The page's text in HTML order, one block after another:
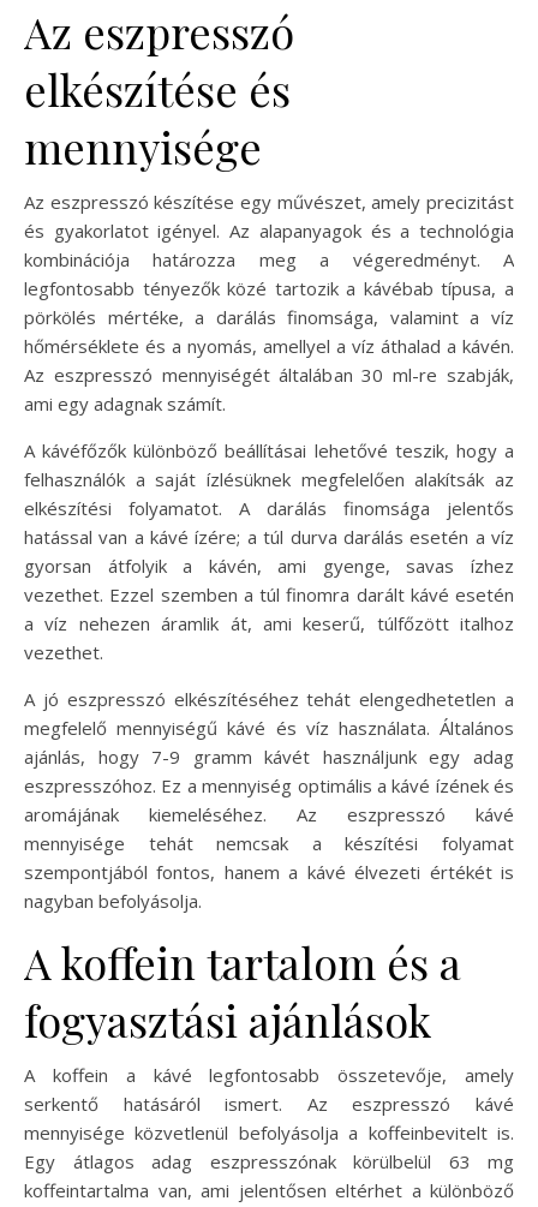
Az eszpresszó
elkészítése és
mennyisége
Az eszpresszó készítése egy művészet, amely precizitást
és gyakorlatot igényel. Az alapanyagok és a technológia
kombinációja határozza meg a végeredményt. A
legfontosabb tényezők közé tartozik a kávébab típusa, a
pörkölés mértéke, a darálás finomsága, valamint a víz
hőmérséklete és a nyomás, amellyel a víz áthalad a kávén.
Az eszpresszó mennyiségét általában 30 ml-re szabják,
ami egy adagnak számít.
A kávéfőzők különböző beállításai lehetővé teszik, hogy a
felhasználók a saját ízlésüknek megfelelően alakítsák az
elkészítési folyamatot. A darálás finomsága jelentős
hatással van a kávé ízére; a túl durva darálás esetén a víz
gyorsan átfolyik a kávén, ami gyenge, savas ízhez
vezethet. Ezzel szemben a túl finomra darált kávé esetén
a víz nehezen áramlik át, ami keserű, túlfőzött italhoz
vezethet.
A jó eszpresszó elkészítéséhez tehát elengedhetetlen a
megfelelő mennyiségű kávé és víz használata. Általános
ajánlás, hogy 7-9 gramm kávét használjunk egy adag
eszpresszóhoz. Ez a mennyiség optimális a kávé ízének és
aromájának kiemeléséhez. Az eszpresszó kávé
mennyisége tehát nemcsak a készítési folyamat
szempontjából fontos, hanem a kávé élvezeti értékét is
nagyban befolyásolja.
A koffein tartalom és a
fogyasztási ajánlások
A koffein a kávé legfontosabb összetevője, amely
serkentő hatásáról ismert. Az eszpresszó kávé
mennyisége közvetlenül befolyásolja a koffeinbevitelt is.
Egy átlagos adag eszpresszónak körülbelül 63 mg
koffeintartalma van, ami jelentősen eltérhet a különböző